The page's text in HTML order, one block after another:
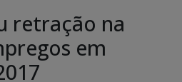
retração na
em